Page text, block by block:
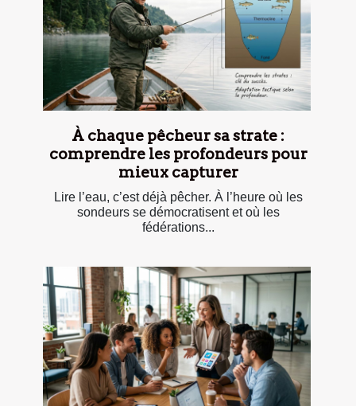
À chaque pêcheur sa strate :
comprendre les profondeurs pour
mieux capturer
Lire l’eau, c’est déjà pêcher. À l’heure où les
sondeurs se démocratisent et où les
fédérations...